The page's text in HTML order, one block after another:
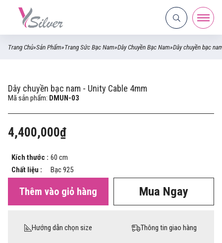
Trang Chủ»Sản Phẩm»Trang Sức Bạc Nam»Dây Chuyền Bạc Nam»Dây chuyền bạc
Dây chuyền bạc nam - Unity Cable 4mm
Mã sản phẩm: DMUN-03
4,400,000₫
Kích thước : 60 cm
Chất liệu :
Bạc 925
Thêm vào giỏ hàng Mua Ngay
Hướng dẫn chọn size Thông tin giao hàng